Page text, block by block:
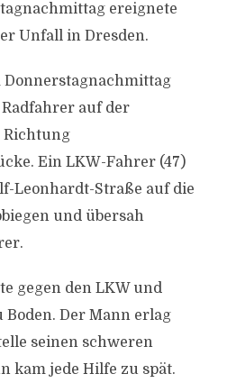
ereignete
Unfall in Dresden.
Donnerstagnachmittag
auf der
Richtung
Ein LKW-Fahrer (47)
Leonhardt-Straße auf die
und übersah
gegen den LKW und
Der Mann erlag
seinen schweren
kam jede Hilfe zu spät.